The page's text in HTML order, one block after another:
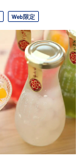
Web限定